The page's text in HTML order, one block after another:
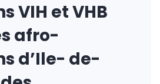
VIH et VHB
afro-
d’Ile- de-